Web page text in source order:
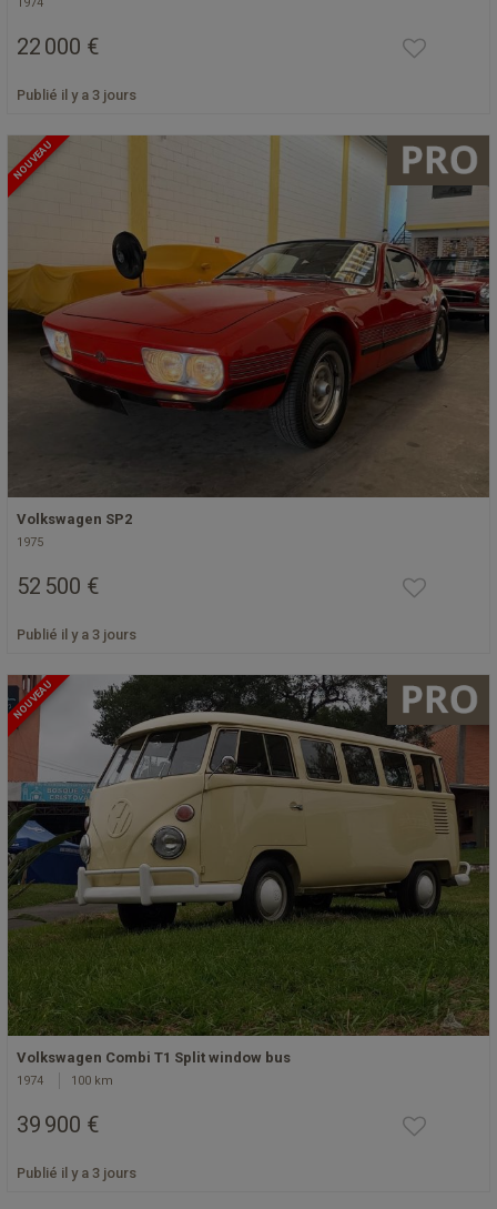
1974
22 000 €
Publié il y a 3 jours
NOUVEAU
Volkswagen SP2
1975
52 500 €
Publié il y a 3 jours
NOUVEAU
Volkswagen Combi T1 Split window bus
1974 100 km
39 900 €
Publié il y a 3 jours